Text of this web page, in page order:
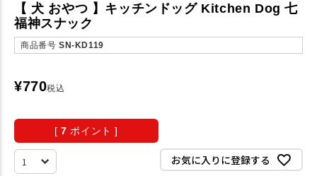
【 犬 おやつ 】キッチンドッグ Kitchen Dog 七
福神スナック
商品番号 SN-KD119
¥770税込
[ 7 ポイント ]
お気に入りに登録する